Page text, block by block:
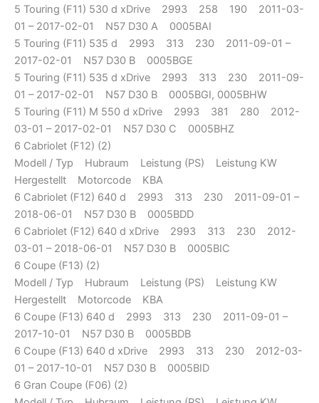
5 Touring (F11) 530 d xDrive 2993 258 190 2011-03-
01 – 2017-02-01 N57 D30 A 0005BAI
5 Touring (F11) 535 d 2993 313 230 2011-09-01 –
2017-02-01 N57 D30 B 0005BGE
5 Touring (F11) 535 d xDrive 2993 313 230 2011-09-
01 – 2017-02-01 N57 D30 B 0005BGI, 0005BHW
5 Touring (F11) M 550 d xDrive 2993 381 280 2012-
03-01 – 2017-02-01 N57 D30 C 0005BHZ
6 Cabriolet (F12) (2)
Modell / Typ Hubraum Leistung (PS) Leistung KW
Hergestellt Motorcode KBA
6 Cabriolet (F12) 640 d 2993 313 230 2011-09-01 –
2018-06-01 N57 D30 B 0005BDD
6 Cabriolet (F12) 640 d xDrive 2993 313 230 2012-
03-01 – 2018-06-01 N57 D30 B 0005BIC
6 Coupe (F13) (2)
Modell / Typ Hubraum Leistung (PS) Leistung KW
Hergestellt Motorcode KBA
6 Coupe (F13) 640 d 2993 313 230 2011-09-01 –
2017-10-01 N57 D30 B 0005BDB
6 Coupe (F13) 640 d xDrive 2993 313 230 2012-03-
01 – 2017-10-01 N57 D30 B 0005BID
6 Gran Coupe (F06) (2)